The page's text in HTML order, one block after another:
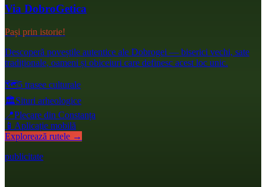
Via DobroGetica
Pași prin istorie!
Descoperă poveștile autentice ale Dobrogei — biserici vechi, sate
tradiționale, oameni și obiceiuri care definesc acest loc unic.
🗺️5 trasee culturale
🏛️Situri arheologice
📍Plecare din Constanța
📱 Aplicație mobilă
Explorează rutele →
publicitate